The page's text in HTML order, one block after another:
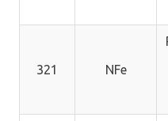
321 NFe